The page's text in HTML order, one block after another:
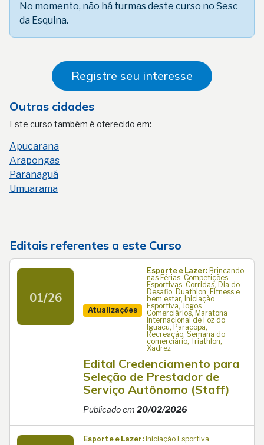
No momento, não há turmas deste curso no Sesc
da Esquina.
Registre seu interesse
Outras cidades
Este curso também é oferecido em:
Apucarana
Arapongas
Paranaguá
Umuarama
Editais referentes a este Curso
01/26
Atualizações
Esporte e Lazer:Brincando
nas Férias, Competições
Esportivas, Corridas, Dia do
Desafio, Duathlon, Fitness e
bem estar, Iniciação
Esportiva, Jogos
Comerciários, Maratona
Internacional de Foz do
Iguaçu, Paracopa,
Recreação, Semana do
comerciário, Triathlon,
Xadrez
Edital Credenciamento para
Seleção de Prestador de
Serviço Autônomo (Staff)
Publicado em 20/02/2026
Esporte e Lazer: Iniciação Esportiva